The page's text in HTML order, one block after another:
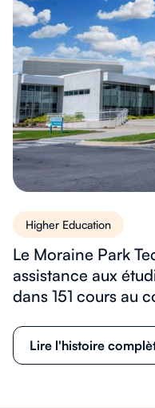
Higher Education
Le Moraine Park
assistance aux
dans 151 cours au
Lire l'histoire